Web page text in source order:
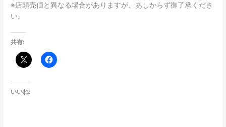
※店頭売価と異なる場合がありますが、あしからず御了承くださ
い。
共有:
いいね: